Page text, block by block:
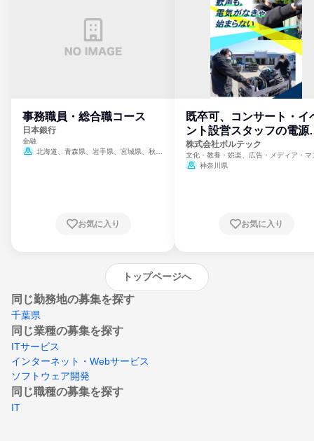
事務職員・総合職コース
日本銀行
金融
北海道、青森県、岩手県、宮城県、秋田
崎県、熊本県、大分県、宮崎県、鹿児島県、
お気に入り
既卒可、コンサート・イ
ント設営スタッフの電源
門
株式会社ボルテック
文化・教養・娯楽、広告・メディア・マ
ミ、電力・ガス・水道・エネルギー
神奈川県
お気に入り
トップページへ
同じ勤務地の募集を探す
千葉県
同じ業種の募集を探す
ITサービス
インターネット・Webサービス
ソフトウェア開発
同じ職種の募集を探す
IT